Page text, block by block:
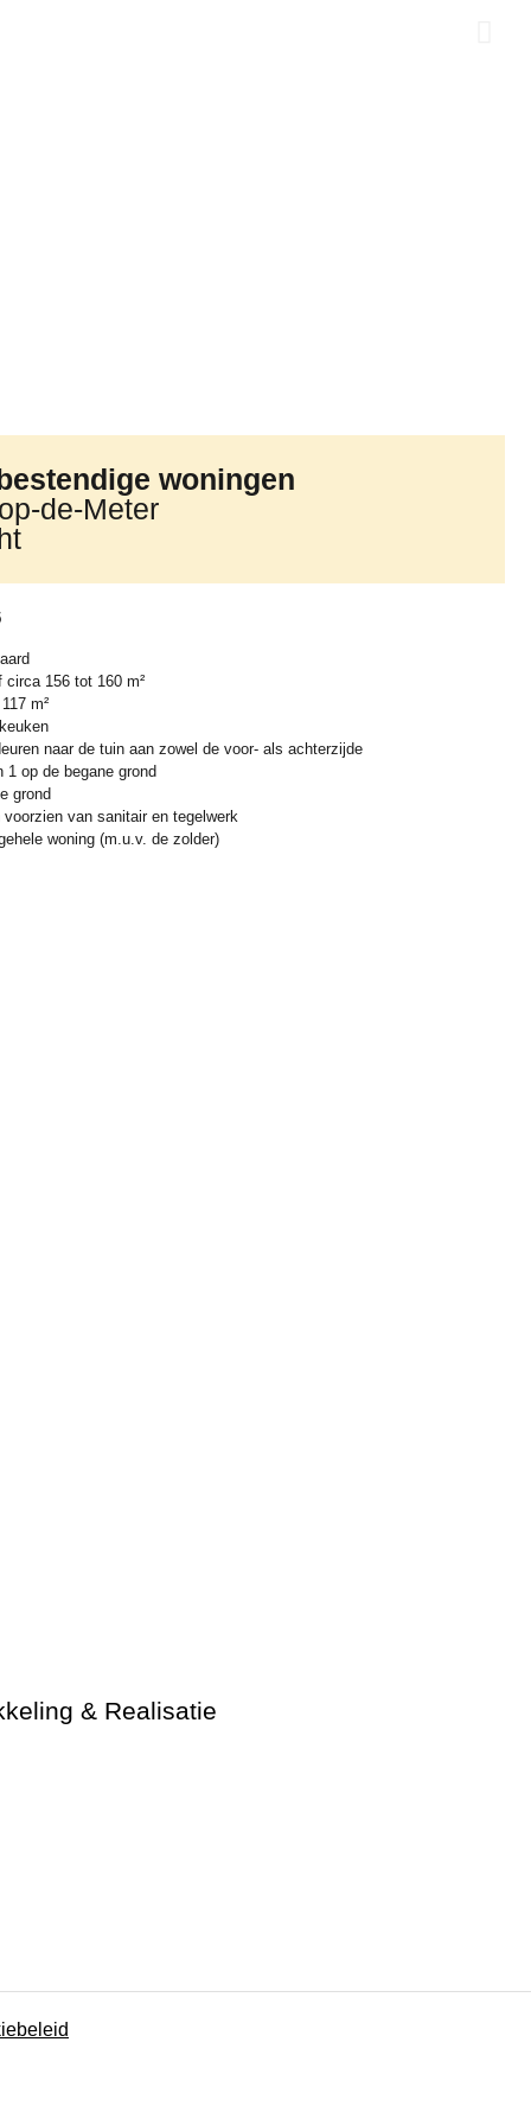
woningen
de-Meter
circa 156 tot 160 m²
m²
naar de tuin aan zowel de voor- als achterzijde
1 op de begane grond
grond
van sanitair en tegelwerk
woning (m.u.v. de zolder)
& Realisatie